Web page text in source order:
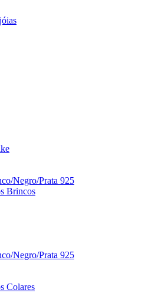
Negro/Prata 925
Brincos
Negro/Prata 925
Colares